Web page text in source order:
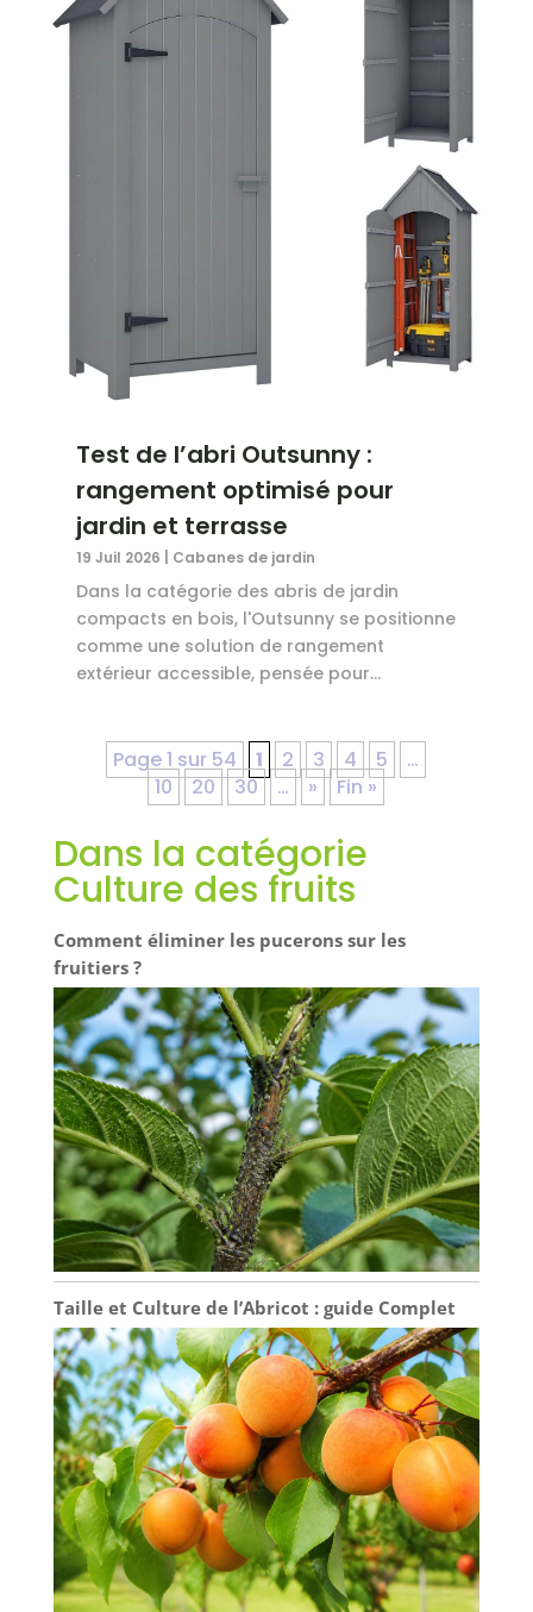
Test de l’abri Outsunny :
rangement optimisé pour
jardin et terrasse
19 Juil 2026 Cabanes de jardin
Dans la catégorie des abris de jardin
compacts en bois, l'Outsunny se positionne
comme une solution de rangement
extérieur accessible, pensée pour...
Page 1 sur 54 1 2 3 4 5
…
10
20 30 … » Fin »
Dans la catégorie
Culture des fruits
Comment éliminer les pucerons sur les
fruitiers ?
Taille et Culture de l’Abricot : guide Complet